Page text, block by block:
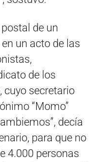
de un
un acto de las
de los
cuyo secretario
“Momo”
decía
para que no
4.000 personas